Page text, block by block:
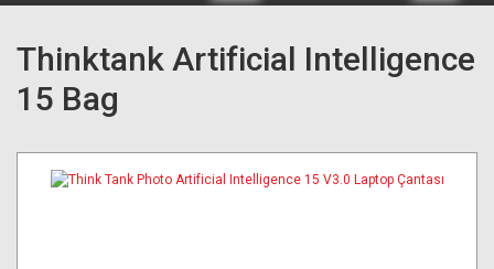
Canon R6 Mark III
Thinktank Artificial Intelligence
15 Bag